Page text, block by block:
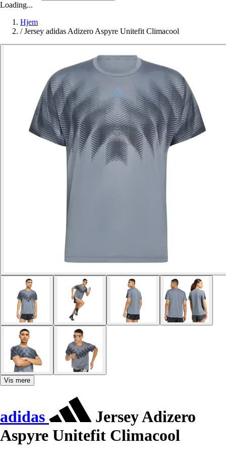
Loading...
Hjem
/ Jersey adidas Adizero Aspyre Unitefit Climacool
Vis mere
adidas
Jersey Adizero
Aspyre Unitefit Climacool